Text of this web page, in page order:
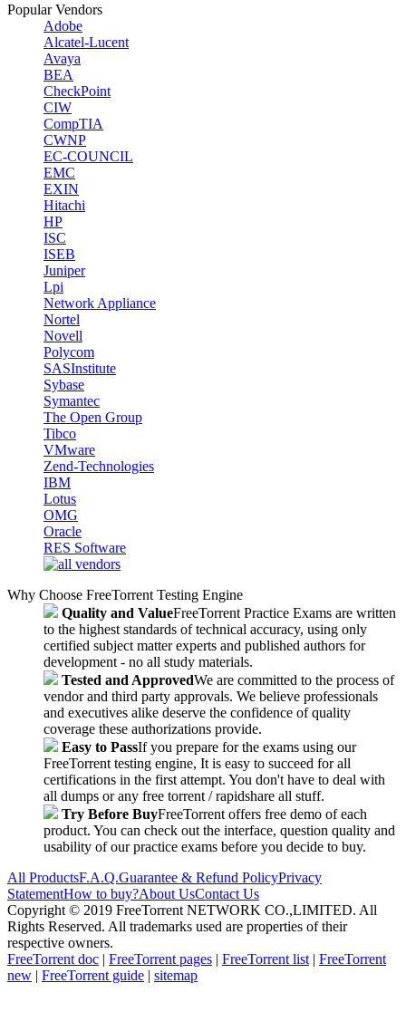
Popular Vendors
Adobe
Alcatel-Lucent
Avaya
BEA
CheckPoint
CIW
CompTIA
CWNP
EC-COUNCIL
EMC
EXIN
Hitachi
HP
ISC
ISEB
Juniper
Lpi
Network Appliance
Nortel
Novell
Polycom
SASInstitute
Sybase
Symantec
The Open Group
Tibco
VMware
Zend-Technologies
IBM
Lotus
OMG
Oracle
RES Software
Why Choose FreeTorrent Testing Engine
Quality and ValueFreeTorrent Practice Exams are written
to the highest standards of technical accuracy, using only
certified subject matter experts and published authors for
development - no all study materials.
Tested and ApprovedWe are committed to the process of
vendor and third party approvals. We believe professionals
and executives alike deserve the confidence of quality
coverage these authorizations provide.
Easy to PassIf you prepare for the exams using our
FreeTorrent testing engine, It is easy to succeed for all
certifications in the first attempt. You don't have to deal with
all dumps or any free torrent / rapidshare all stuff.
Try Before BuyFreeTorrent offers free demo of each
product. You can check out the interface, question quality and
usability of our practice exams before you decide to buy.
All ProductsF.A.Q.Guarantee & Refund PolicyPrivacy
StatementHow to buy?About UsContact Us
Copyright © 2019 FreeTorrent NETWORK CO.,LIMITED. All
Rights Reserved. All trademarks used are properties of their
respective owners.
FreeTorrent doc | FreeTorrent pages | FreeTorrent list | FreeTorrent
new | FreeTorrent guide | sitemap